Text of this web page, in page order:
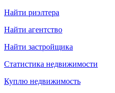
Найти риэлтера
Найти агентство
Найти застройщика
Статистика недвижимости
Куплю недвижимость